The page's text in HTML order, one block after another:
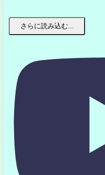
さらに読み込む...